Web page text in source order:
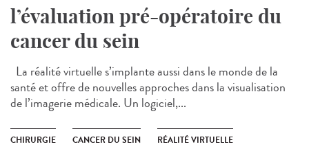
l’évaluation pré-opératoire du
cancer du sein
La réalité virtuelle s’implante aussi dans le monde de la
santé et offre de nouvelles approches dans la visualisation
de l’imagerie médicale. Un logiciel,...
CHIRURGIE CANCER DU SEIN RÉALITÉ VIRTUELLE